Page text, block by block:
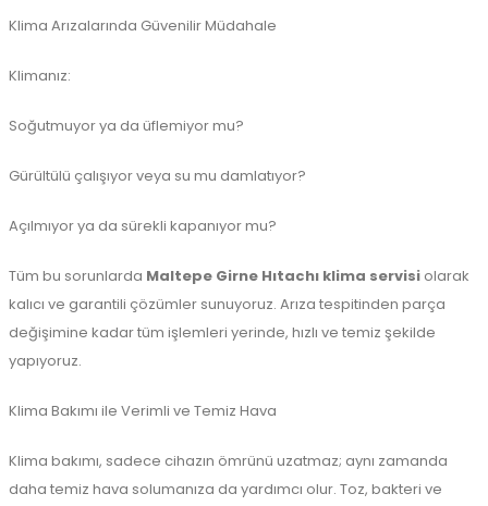
Klima Arızalarında Güvenilir Müdahale
Klimanız:
Soğutmuyor ya da üflemiyor mu?
Gürültülü çalışıyor veya su mu damlatıyor?
Açılmıyor ya da sürekli kapanıyor mu?
Tüm bu sorunlarda Maltepe Girne Hıtachı klima servisi olarak
kalıcı ve garantili çözümler sunuyoruz. Arıza tespitinden parça
değişimine kadar tüm işlemleri yerinde, hızlı ve temiz şekilde
yapıyoruz.
Klima Bakımı ile Verimli ve Temiz Hava
Klima bakımı, sadece cihazın ömrünü uzatmaz; aynı zamanda
daha temiz hava solumanıza da yardımcı olur. Toz, bakteri ve